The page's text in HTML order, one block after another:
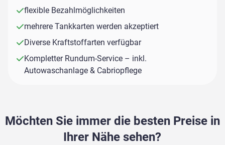
flexible Bezahlmöglichkeiten
mehrere Tankkarten werden akzeptiert
Diverse Kraftstoffarten verfügbar
Kompletter Rundum-Service – inkl.
Autowaschanlage & Cabriopflege
Möchten Sie immer die besten Preise in
Ihrer Nähe sehen?